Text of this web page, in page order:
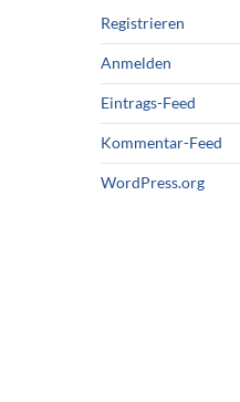
Registrieren
Anmelden
Eintrags-Feed
Kommentar-Feed
WordPress.org